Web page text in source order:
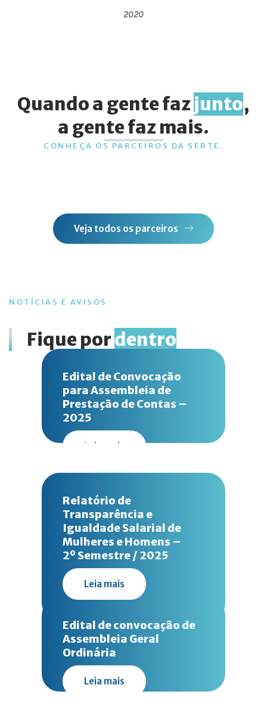
2020
Quando a gente fazjunto,
a gente faz mais.
CONHEÇA OS PARCEIROS DA SERTE.
Veja todos os parceiros
NOTÍCIAS E AVISOS
Fique pordentro
Edital de Convocação
para Assembleia de
Prestação de Contas –
2025
Leia mais
Relatório de
Transparência e
Igualdade Salarial de
Mulheres e Homens –
2º Semestre / 2025
Leia mais
Edital de convocação de
Assembleia Geral
Ordinária
Leia mais